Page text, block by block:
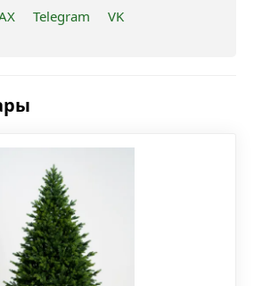
Telegram VK